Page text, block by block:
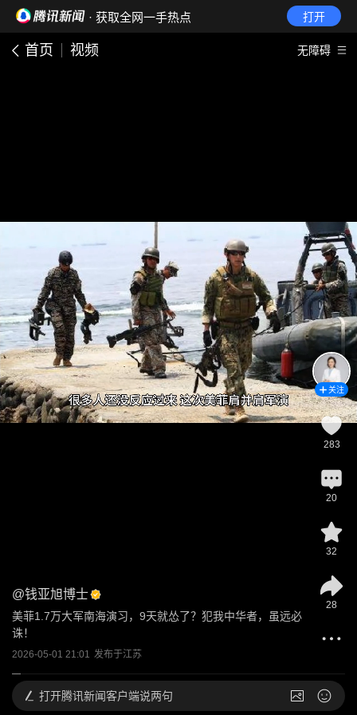
· 获取全网一手热点 打开
首页 视频 无障碍
@钱亚旭博士
美菲1.7万大军南海演习，9天就怂了？犯我中华者，虽远必
诛！
2026-05-01 21:01 发布于江苏
关注
283
20
32
28
打开腾讯新闻客户端说两句